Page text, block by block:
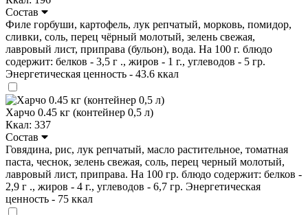
Состав
Филе горбуши, картофель, лук репчатый, морковь, помидор,
сливки, соль, перец чёрный молотый, зелень свежая,
лавровый лист, приправа (бульон), вода. На 100 г. блюдо
содержит: белков - 3,5 г ., жиров - 1 г., углеводов - 5 гр.
Энергетическая ценность - 43.6 ккал
Харчо 0.45 кг (контейнер 0,5 л)
Ккал: 337
Состав
Говядина, рис, лук репчатый, масло растительное, томатная
паста, чеснок, зелень свежая, соль, перец черный молотый,
лавровый лист, приправа. На 100 гр. блюдо содержит: белков -
2,9 г ., жиров - 4 г., углеводов - 6,7 гр. Энергетическая
ценность - 75 ккал